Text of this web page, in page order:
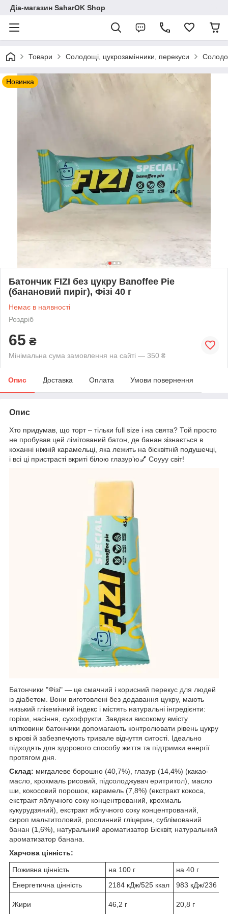
Діа-магазин SaharOK Shop
Товари Солодощі, цукрозамінники, перекуси
Новинка
Батончик FIZI без цукру Banoffee Pie
(банановий пиріг), Фізі 40 г
Немає в наявності
Роздріб
65 ₴
Мінімальна сума замовлення на сайті — 350 ₴
Опис Доставка Оплата Умови повернення
Опис
Хто придумав, що торт – тільки full size і на свята? Той просто
не пробував цей лімітований батон, де банан зізнається в
коханні ніжній карамельці, яка лежить на бісквітній подушечці,
і всі ці пристрасті вкриті білою глазурʼю💅 Соууу світ!
Батончики "Фізі" — це смачний і корисний перекус для людей
із діабетом. Вони виготовлені без додавання цукру, мають
низький глікемічний індекс і містять натуральні інгредієнти:
горіхи, насіння, сухофрукти. Завдяки високому вмісту
клітковини батончики допомагають контролювати рівень цукру
в крові й забезпечують тривале відчуття ситості. Ідеально
підходять для здорового способу життя та підтримки енергії
протягом дня.
Склад: мигдалеве борошно (40,7%), глазур (14,4%) (какао-
масло, крохмаль рисовий, підсолоджувач еритритол), масло
ши, кокосовий порошок, карамель (7,8%) (екстракт кокоса,
екстракт яблучного соку концентрований, крохмаль
кукурудзяний), екстракт яблучного соку концентрований,
сироп мальтитоловий, рослинний гліцерин, сублімований
банан (1,6%), натуральний ароматизатор Бісквіт, натуральний
ароматизатор банана.
Харчова цінність:
Поживна цінність на 100 г
на 40 г
Енергетична цінність
2184 кДж/525 ккал 983 кДж/236
Жири
46,2 г
20,8 г